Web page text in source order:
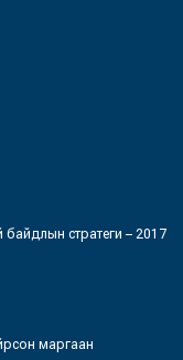
стратеги – 2017
маргаан